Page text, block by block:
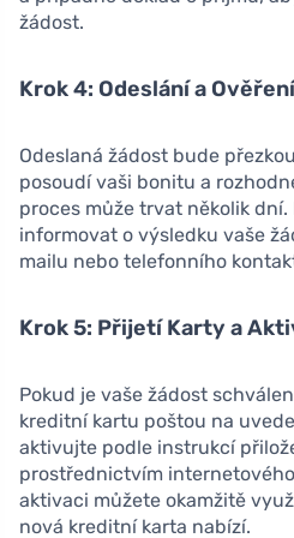
žádost.
Krok 4: Odeslání a Ověření
Odeslaná žádost bude
posoudí vaši bonitu a
proces může trvat několik dní.
informovat o výsledku vaše
mailu nebo telefonního
Krok 5: Přijetí Karty a
Pokud je vaše žádost
kreditní kartu poštou na
aktivujte podle instrukcí
prostřednictvím
aktivaci můžete okamžitě
nová kreditní karta nabízí.